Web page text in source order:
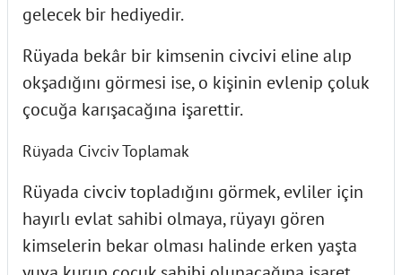
gelecek bir hediyedir.
Rüyada bekâr bir kimsenin civcivi eline alıp
okşadığını görmesi ise, o kişinin evlenip çoluk
çocuğa karışacağına işarettir.
Rüyada Civciv Toplamak
Rüyada civciv topladığını görmek, evliler için
hayırlı evlat sahibi olmaya, rüyayı gören
kimselerin bekar olması halinde erken yaşta